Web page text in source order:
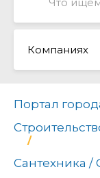
Компаниях
Портал
Сантехника /